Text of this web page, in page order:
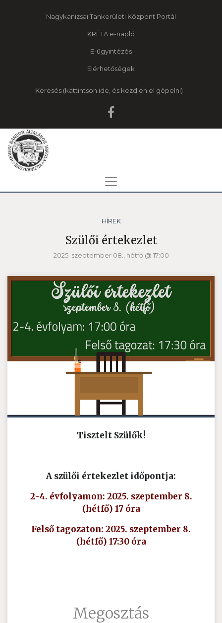
Nagykanizsai Tankerületi Központ Portál
KRÉTA e-napló
E-ügyintézés
Elérhetőségek
Keresés
HÍREK
Szülői értekezlet
2025. szeptember 08., hétfő @ 17:00
Tisztelt Szülők!
A szülői értekezlet időpontja:
2-4. évfolyamon: 2025. szeptember 8.
(hétfő) 17 óra
Felső tagozaton: 2025. szeptember 8.
(hétfő) 17:30 óra
Megosztás